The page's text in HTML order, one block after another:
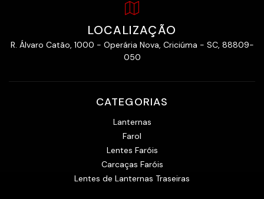
LOCALIZAÇÃO
R. Álvaro Catão, 1000 - Operária Nova, Criciúma - SC, 88809-
050
CATEGORIAS
Lanternas
Farol
Lentes Faróis
Carcaças Faróis
Lentes de Lanternas Traseiras